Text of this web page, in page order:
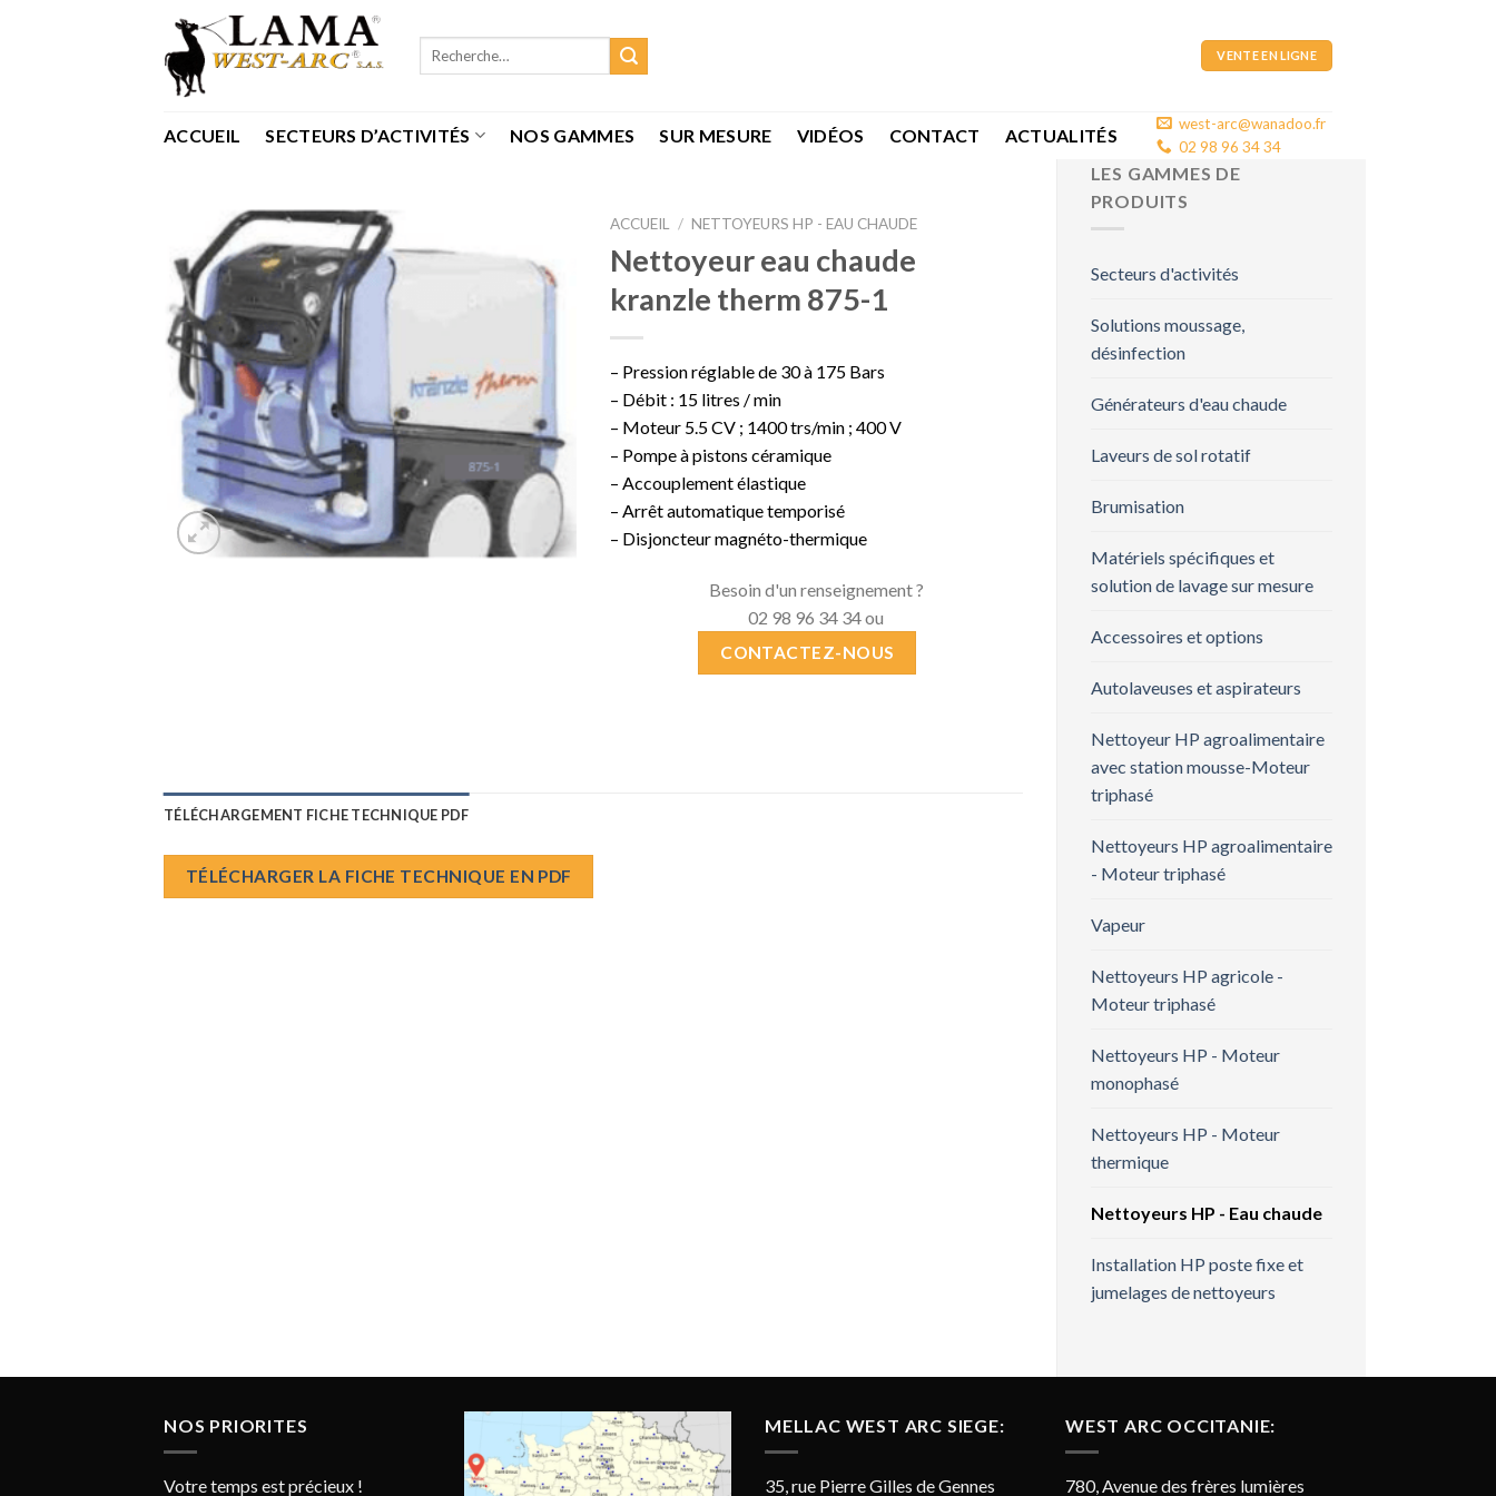
Recherche
VENTE EN LIGNE
ACCUEIL SECTEURS D’ACTIVITÉS NOS GAMMES SUR MESURE VIDÉOS CONTACT ACTUALITÉS
west-arc@wanadoo.fr
02 98 96 34 34
LES GAMMES DE
PRODUITS
Secteurs d'activités
Solutions moussage,
désinfection
Générateurs d'eau chaude
Laveurs de sol rotatif
Brumisation
Matériels spécifiques et
solution de lavage sur mesure
Accessoires et options
Autolaveuses et aspirateurs
Nettoyeur HP agroalimentaire
avec station mousse-Moteur
triphasé
Nettoyeurs HP agroalimentaire
- Moteur triphasé
Vapeur
Nettoyeurs HP agricole -
Moteur triphasé
Nettoyeurs HP - Moteur
monophasé
Nettoyeurs HP - Moteur
thermique
Nettoyeurs HP - Eau chaude
Installation HP poste fixe et
jumelages de nettoyeurs
ACCUEIL / NETTOYEURS HP - EAU CHAUDE
Nettoyeur eau chaude
kranzle therm 875-1
– Pression réglable de 30 à 175 Bars
– Débit : 15 litres / min
– Moteur 5.5 CV ; 1400 trs/min ; 400 V
– Pompe à pistons céramique
– Accouplement élastique
– Arrêt automatique temporisé
– Disjoncteur magnéto-thermique
Besoin d'un renseignement ?
02 98 96 34 34 ou
CONTACTEZ-NOUS
TÉLÉCHARGEMENT FICHE TECHNIQUE PDF
TÉLÉCHARGER LA FICHE TECHNIQUE EN PDF
NOS PRIORITES
Votre temps est précieux !
MELLAC WEST ARC SIEGE:
35, rue Pierre Gilles de Gennes
WEST ARC OCCITANIE:
780, Avenue des frères lumières